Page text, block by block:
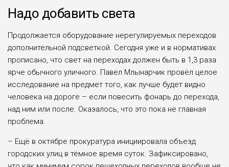
Надо добавить света
Продолжается оборудование нерегулируемых переходов
дополнительной подсветкой. Сегодня уже и в нормативах
прописано, что свет на переходах должен быть в 1,3 раза
ярче обычного уличного. Павел Млынарчик провёл целое
исследование на предмет того, как лучше будет видно
человека на дороге – если повесить фонарь до перехода,
над ним или после. Оказалось, что это пока не главная
проблема.
– Ещё в октябре прокуратура инициировала объезд
городских улиц в тёмное время суток. Зафиксировано,